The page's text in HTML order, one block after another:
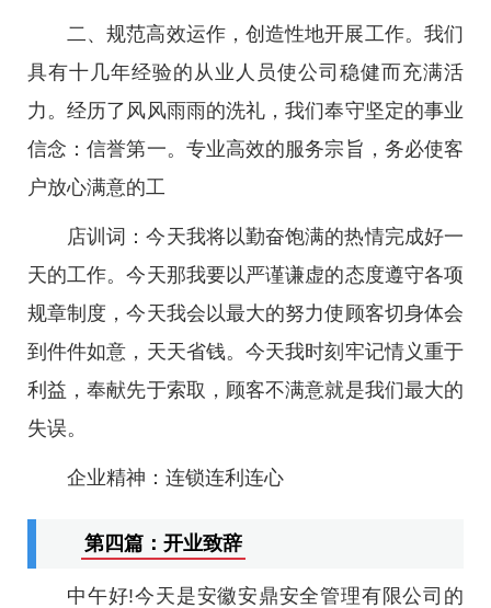
二、规范高效运作，创造性地开展工作。我们
具有十几年经验的从业人员使公司稳健而充满活
力。经历了风风雨雨的洗礼，我们奉守坚定的事业
信念：信誉第一。专业高效的服务宗旨，务必使客
户放心满意的工
店训词：今天我将以勤奋饱满的热情完成好一
天的工作。今天那我要以严谨谦虚的态度遵守各项
规章制度，今天我会以最大的努力使顾客切身体会
到件件如意，天天省钱。今天我时刻牢记情义重于
利益，奉献先于索取，顾客不满意就是我们最大的
失误。
企业精神：连锁连利连心
第四篇：开业致辞
中午好!今天是安徽安鼎安全管理有限公司的